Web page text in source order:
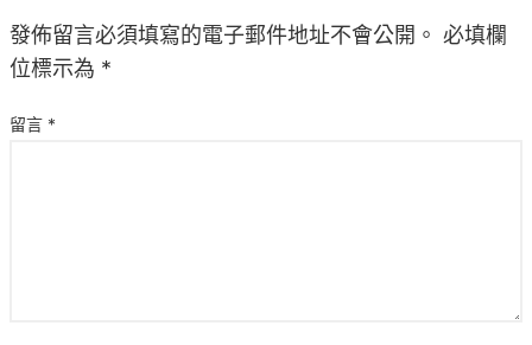
發佈留言必須填寫的電子郵件地址不會公開。 必填欄
位標示為 *
留言 *